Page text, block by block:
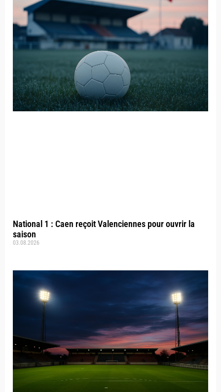
National 1 : Caen reçoit Valenciennes pour ouvrir la
saison
03.08.2026